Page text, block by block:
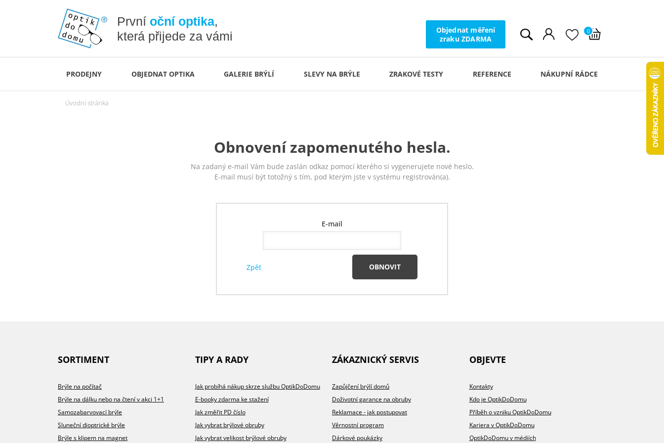
0
Objednat měření
zraku ZDARMA
První oční optika,
která přijede za vámi
PRODEJNY OBJEDNAT OPTIKA GALERIE BRÝLÍ SLEVY NA BRÝLE ZRAKOVÉ TESTY REFERENCE NÁKUPNÍ RÁDCE
Úvodní stránka
Obnovení zapomenutého hesla.
Na zadaný e-mail Vám bude zaslán odkaz pomocí kterého si vygenerujete nové heslo.
E-mail musí být totožný s tím, pod kterým jste v systému registrován(a).
E-mail
Zpět OBNOVIT
SORTIMENT
Brýle na počítač
Brýle na dálku nebo na čtení v akci 1+1
Samozabarvovací brýle
Sluneční dioptrické brýle
Brýle s klipem na magnet
TIPY A RADY
Jak probíhá nákup skrze službu OptikDoDomu
E-booky zdarma ke stažení
Jak změřit PD číslo
Jak vybrat brýlové obruby
Jak vybrat velikost brýlové obruby
ZÁKAZNICKÝ SERVIS
Zapůjčení brýlí domů
Doživotní garance na obruby
Reklamace - jak postupovat
Věrnostní program
Dárkové poukázky
OBJEVTE
Kontakty
Kdo je OptikDoDomu
Příběh o vzniku OptikDoDomu
Kariera v OptikDoDomu
OptikDoDomu v médiích